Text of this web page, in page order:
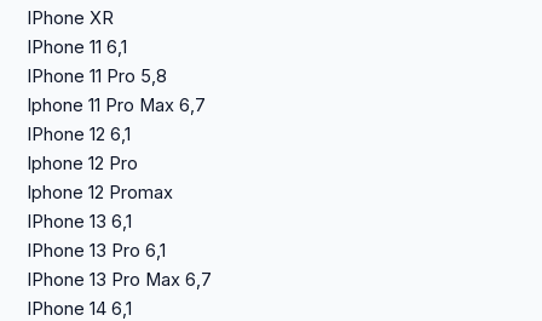
IPhone XR
IPhone 11 6,1
IPhone 11 Pro 5,8
Iphone 11 Pro Max 6,7
IPhone 12 6,1
Iphone 12 Pro
Iphone 12 Promax
IPhone 13 6,1
IPhone 13 Pro 6,1
IPhone 13 Pro Max 6,7
IPhone 14 6,1